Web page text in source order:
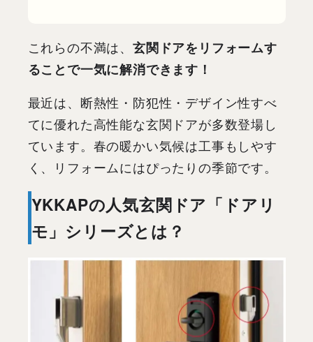
これらの不満は、 玄関ドアをリフォームす
ることで一気に解消できます！
最近は、断熱性・防犯性・デザイン性すべ
てに優れた高性能な玄関ドアが多数登場し
ています。春の暖かい気候は工事もしやす
く、リフォームにはぴったりの季節です。
YKKAPの人気玄関ドア「ドアリ
モ」シリーズとは？